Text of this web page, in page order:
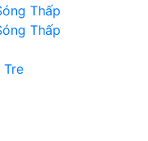
Thấp
Thấp
Tre